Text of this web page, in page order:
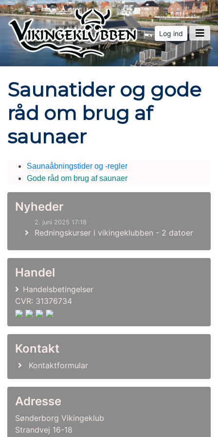
Log ind
Saunatider og gode
råd om brug af
saunaer
Saunaåbningstider og -regler
Gode råd om brug af saunaer
Nyheder
2. juni 2025 17:18
Redningskurser i vikingeklubben - 2 datoer
Handel
Handelsbetingelser
CVR: 31376734
Kontakt
Kontaktformular
Adresse
Sønderborg Vikingeklub
Strandvej 16-18